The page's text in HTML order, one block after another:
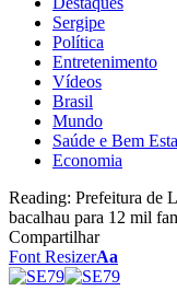
Sergipe
Política
Entretenimento
Vídeos
Brasil
Mundo
Saúde e Bem
Economia
Reading: Prefeitura de
bacalhau para 12 mil
Compartilhar
Font ResizerAa